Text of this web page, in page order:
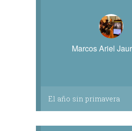
Marcos Ariel
El año sin primavera